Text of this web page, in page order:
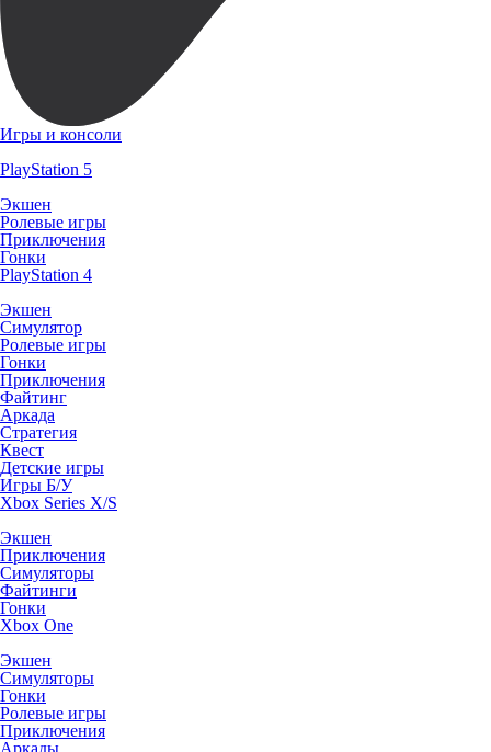
Игры и консоли
PlayStation 5
Экшен
Ролевые игры
Приключения
Гонки
PlayStation 4
Экшен
Симулятор
Ролевые игры
Гонки
Приключения
Файтинг
Аркада
Стратегия
Квест
Детские игры
Игры Б/У
Xbox Series X/S
Экшен
Приключения
Симуляторы
Файтинги
Гонки
Xbox One
Экшен
Симуляторы
Гонки
Ролевые игры
Приключения
Аркады